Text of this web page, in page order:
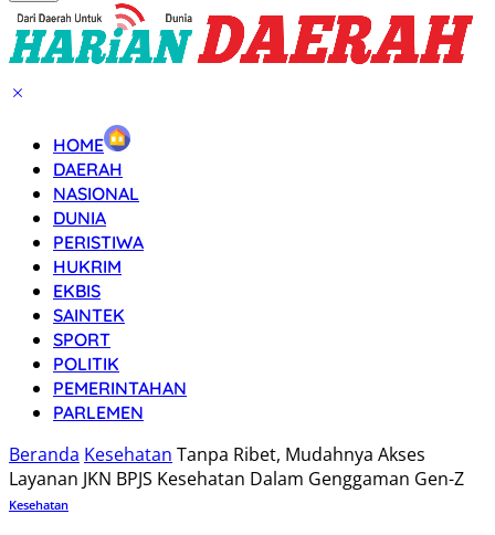
HOME
DAERAH
NASIONAL
DUNIA
PERISTIWA
HUKRIM
EKBIS
SAINTEK
SPORT
POLITIK
PEMERINTAHAN
PARLEMEN
Beranda Kesehatan Tanpa Ribet, Mudahnya Akses
Layanan JKN BPJS Kesehatan Dalam Genggaman Gen-Z
Kesehatan